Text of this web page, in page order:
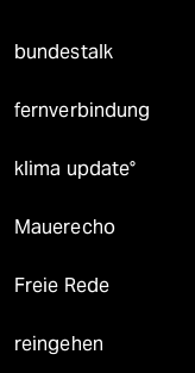
bundestalk
fernverbindung
klima update°
Mauerecho
Freie Rede
reingehen